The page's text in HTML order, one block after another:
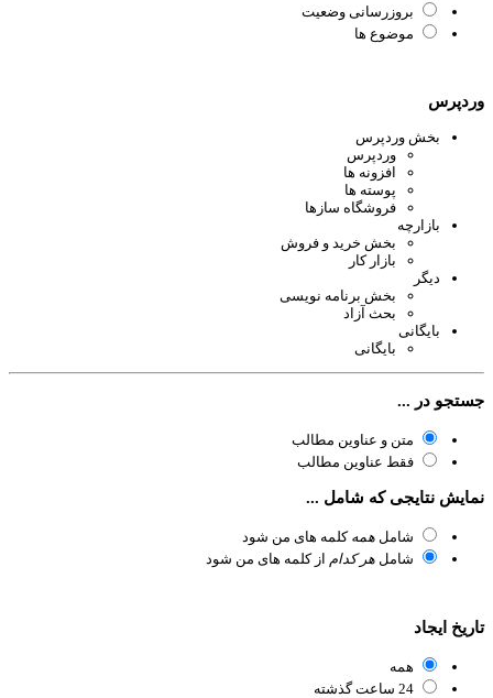
بروزرسانی وضعیت
موضوع ها
بخش وردپرس
وردپرس
افزونه ها
پوسته ها
فروشگاه سازها
بازارچه
بخش خرید و فروش
بازار کار
دیگر
بخش برنامه نویسی
بحث آزاد
بایگانی
بایگانی
در ...
متن و عناوین مطالب
فقط عناوین مطالب
نتایجی که شامل ...
شاملهمهکلمه های من شود
شاملهر کداماز کلمه های من شود
ایجاد
همه
24 ساعت گذشته